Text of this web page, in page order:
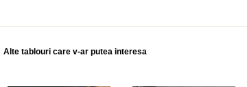
Alte tablouri care v-ar putea interesa